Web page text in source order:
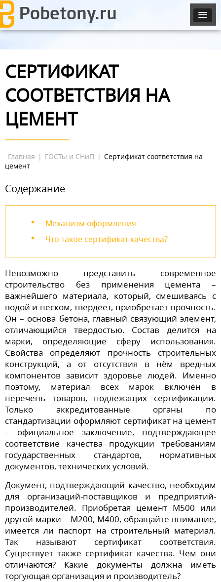
СЕРТИФИКАТ
СООТВЕТСТВИЯ НА
ЦЕМЕНТ
Главная | ГОСТы и СНиП | Сертификат соответствия на
цемент
Содержание
Механизм оформления
Что такое сертификат качества?
Невозможно представить современное
строительство без применения цемента –
важнейшего материала, который, смешиваясь с
водой и песком, твердеет, приобретает прочность.
Он – основа бетона, главный связующий элемент,
отличающийся твердостью. Состав делится на
марки, определяющие сферу использования.
Свойства определяют прочность строительных
конструкций, а от отсутствия в нём вредных
компонентов зависит здоровье людей. Именно
поэтому, материал всех марок включён в
перечень товаров, подлежащих сертификации.
Только аккредитованные органы по
стандартизации оформляют сертификат на цемент
– официальное заключение, подтверждающее
соответствие качества продукции требованиям
государственных стандартов, нормативных
документов, технических условий.
Документ, подтверждающий качество, необходим
для организаций-поставщиков и предприятий-
производителей. Приобретая цемент М500 или
другой марки – М200, М400, обращайте внимание,
имеется ли паспорт на строительный материал.
Так называют сертификат соответствия.
Существует также сертификат качества. Чем они
отличаются? Какие документы должна иметь
торгующая организация и производитель?